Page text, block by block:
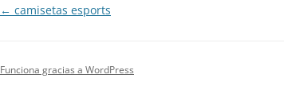
Navegación
← camisetas esports
Funciona gracias a WordPress